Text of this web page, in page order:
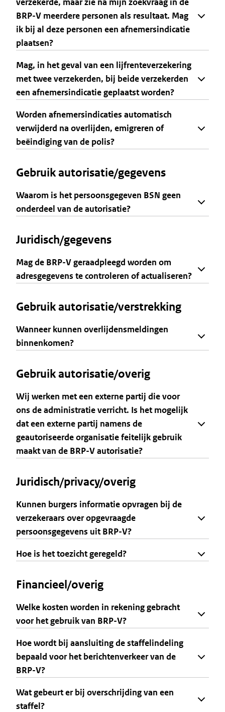
BRP-V meerdere personen als resultaat. Mag
ik bij al deze personen een afnemersindicatie
plaatsen?
Mag, in het geval van een lijfrenteverzekering
met twee verzekerden, bij beide verzekerden
een afnemersindicatie geplaatst worden?
Worden afnemersindicaties automatisch
verwijderd na overlijden, emigreren of
beëindiging van de polis?
Gebruik autorisatie/gegevens
Waarom is het persoonsgegeven BSN geen
onderdeel van de autorisatie?
Juridisch/gegevens
Mag de BRP-V geraadpleegd worden om
adresgegevens te controleren of actualiseren?
Gebruik autorisatie/verstrekking
Wanneer kunnen overlijdensmeldingen
binnenkomen?
Gebruik autorisatie/overig
Wij werken met een externe partij die voor
ons de administratie verricht. Is het mogelijk
dat een externe partij namens de
geautoriseerde organisatie feitelijk gebruik
maakt van de BRP-V autorisatie?
Juridisch/privacy/overig
Kunnen burgers informatie opvragen bij de
verzekeraars over opgevraagde
persoonsgegevens uit BRP-V?
Hoe is het toezicht geregeld?
Financieel/overig
Welke kosten worden in rekening gebracht
voor het gebruik van BRP-V?
Hoe wordt bij aansluiting de staffelindeling
bepaald voor het berichtenverkeer van de
BRP-V?
Wat gebeurt er bij overschrijding van een
staffel?